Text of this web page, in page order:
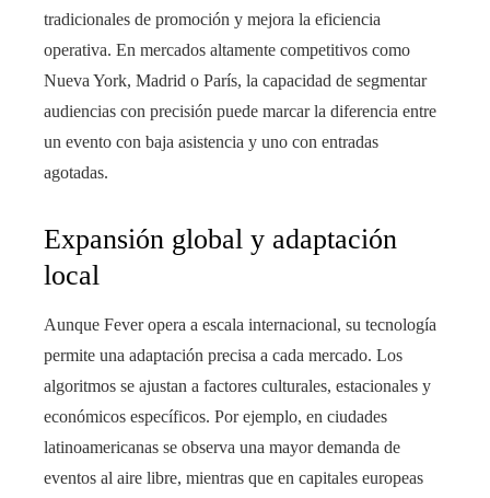
tradicionales de promoción y mejora la eficiencia
operativa. En mercados altamente competitivos como
Nueva York, Madrid o París, la capacidad de segmentar
audiencias con precisión puede marcar la diferencia entre
un evento con baja asistencia y uno con entradas
agotadas.
Expansión global y adaptación
local
Aunque Fever opera a escala internacional, su tecnología
permite una adaptación precisa a cada mercado. Los
algoritmos se ajustan a factores culturales, estacionales y
económicos específicos. Por ejemplo, en ciudades
latinoamericanas se observa una mayor demanda de
eventos al aire libre, mientras que en capitales europeas